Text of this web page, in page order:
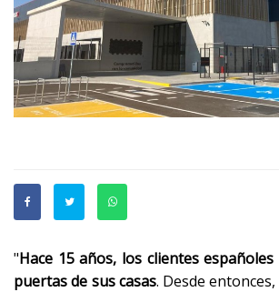
"Hace 15 años, los clientes
puertas de sus casas. Desde